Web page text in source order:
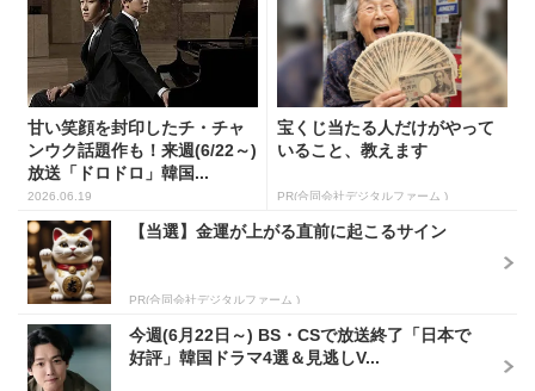
甘い笑顔を封印したチ・チャ
ンウク話題作も！来週(6/22～)
放送「ドロドロ」韓国...
2026.06.19
宝くじ当たる人だけがやって
いること、教えます
PR(合同会社デジタルファーム )
【当選】金運が上がる直前に起こるサイン
PR(合同会社デジタルファーム )
今週(6月22日～) BS・CSで放送終了「日本で
好評」韓国ドラマ4選＆見逃しV...